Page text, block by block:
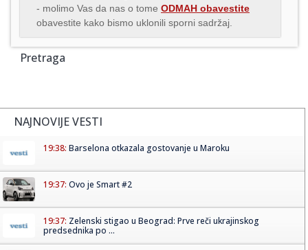
- molimo Vas da nas o tome ODMAH obavestite
obavestite kako bismo uklonili sporni sadržaj.
Pretraga
NAJNOVIJE VESTI
19:38: Barselona otkazala gostovanje u Maroku
19:37: Ovo je Smart #2
19:37: Zelenski stigao u Beograd: Prve reči ukrajinskog
predsednika po ...